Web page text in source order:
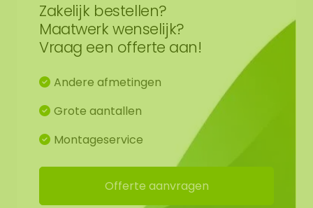
Aangezien het een natuurproduct is, is ieder
mosschilderij uniek. Hierdoor kan de opmaak van
het aangeschafte mosschilderij afwijken van de
geselecteerde foto. Mocht u een andere maat
wensen? Neem contact met ons op via
Zakelijk bestellen?
Maatwerk wenselijk?
Vraag een offerte aan!
Andere afmetingen
Grote aantallen
Montageservice
Offerte aanvragen